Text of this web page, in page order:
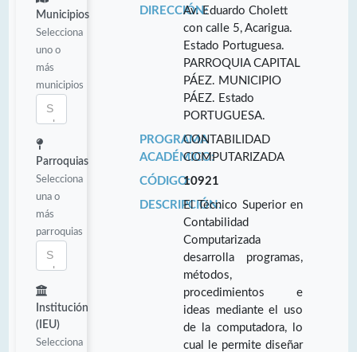
Municipios
Selecciona
uno o
más
municipios
Parroquias
Selecciona
una o
más
parroquias
Institución
(IEU)
Selecciona
DIRECCIÓN:Av. Eduardo Cholett
con calle 5, Acarigua.
Estado Portuguesa.
PARROQUIA CAPITAL
PÁEZ. MUNICIPIO
PÁEZ. Estado
PORTUGUESA.
PROGRAMA
ACADÉMICO:
CONTABILIDAD
COMPUTARIZADA
CÓDIGO:10921
DESCRIPCIÓN:El Técnico Superior en
Contabilidad
Computarizada
desarrolla programas,
métodos,
procedimientos e
ideas mediante el uso
de la computadora, lo
cual le permite diseñar